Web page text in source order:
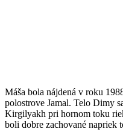
Máša bola nájdená v roku
polostrove Jamal. Telo Dimy
Kirgilyakh pri hornom toku
boli dobre zachované napriek